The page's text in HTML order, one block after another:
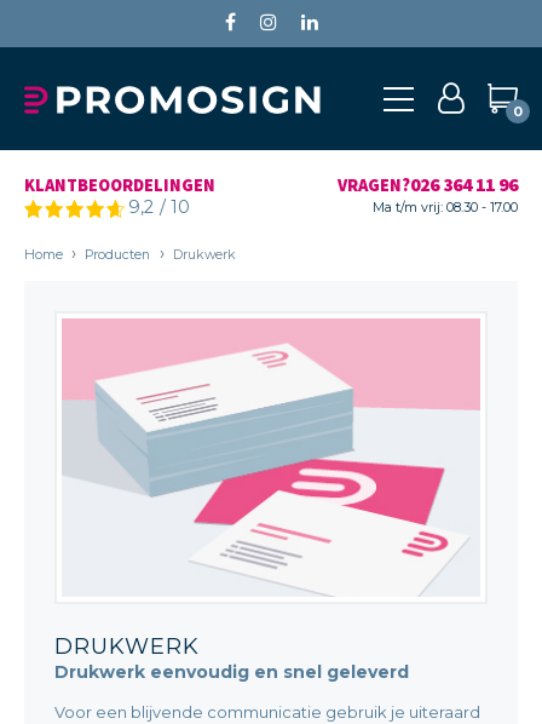
0
KLANTBEOORDELINGEN
9,2 /10
VRAGEN?026 364 11 96
Ma t/m vrij: 08.30 - 17.00
Home Producten Drukwerk
DRUKWERK
Drukwerk eenvoudig en snel geleverd
Voor een blijvende communicatie gebruik je uiteraard